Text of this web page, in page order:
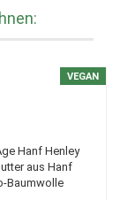
VEGAN